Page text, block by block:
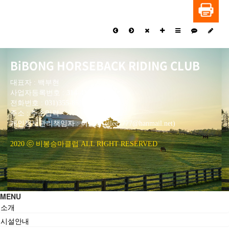
BiBONG HORSEBACK RIDING CLUB
대표자 : 백부현
사업자등록번호 : 314-43-00551
전화번호 : 031)355-8518
주소 : 주소입력
개인정보관리책임자 : 이은정(ejlee7777@hanmail.net)
2020 ⓒ 비봉승마클럽 ALL RIGHT RESERVED
MENU
소개
시설안내